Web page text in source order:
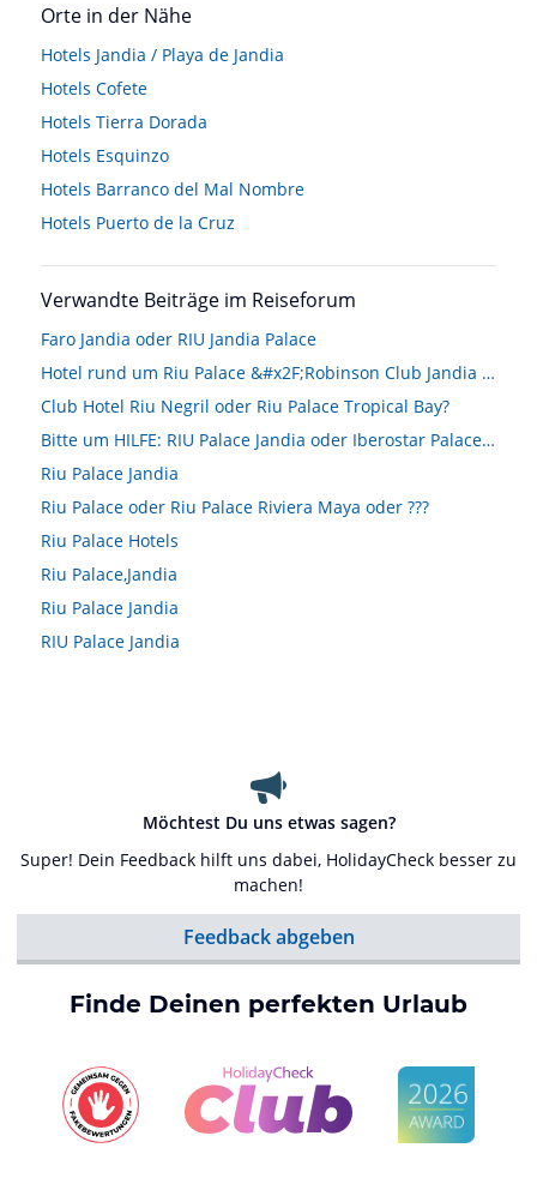
Orte in der Nähe
Hotels Jandia / Playa de Jandia
Hotels Cofete
Hotels Tierra Dorada
Hotels Esquinzo
Hotels Barranco del Mal Nombre
Hotels Puerto de la Cruz
Verwandte Beiträge im Reiseforum
Faro Jandia oder RIU Jandia Palace
Hotel rund um Riu Palace &#x2F;Robinson Club Jandia Playa gesucht
Club Hotel Riu Negril oder Riu Palace Tropical Bay?
Bitte um HILFE: RIU Palace Jandia oder Iberostar Palace Fuerteventura
Riu Palace Jandia
Riu Palace oder Riu Palace Riviera Maya oder ???
Riu Palace Hotels
Riu Palace,Jandia
Riu Palace Jandia
RIU Palace Jandia
Möchtest Du uns etwas sagen?
Super! Dein Feedback hilft uns dabei, HolidayCheck besser zu
machen!
Feedback abgeben
Finde Deinen perfekten Urlaub